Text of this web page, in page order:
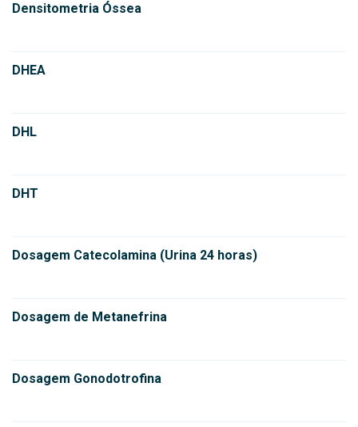
Densitometria Óssea
DHEA
DHL
DHT
Dosagem Catecolamina (Urina 24 horas)
Dosagem de Metanefrina
Dosagem Gonodotrofina